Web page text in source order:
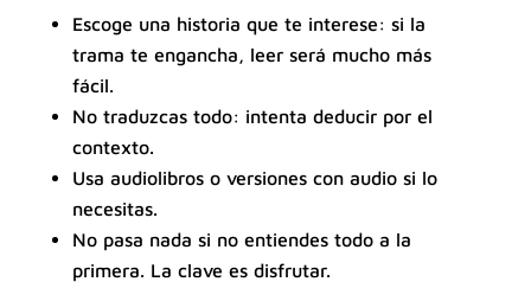
Escoge una historia que te interese: si la
trama te engancha, leer será mucho más
fácil.
No traduzcas todo: intenta deducir por el
contexto.
Usa audiolibros o versiones con audio si lo
necesitas.
No pasa nada si no entiendes todo a la
primera. La clave es disfrutar.